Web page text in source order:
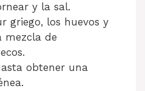
y la sal.
griego, los huevos y
mezcla de
obtener una